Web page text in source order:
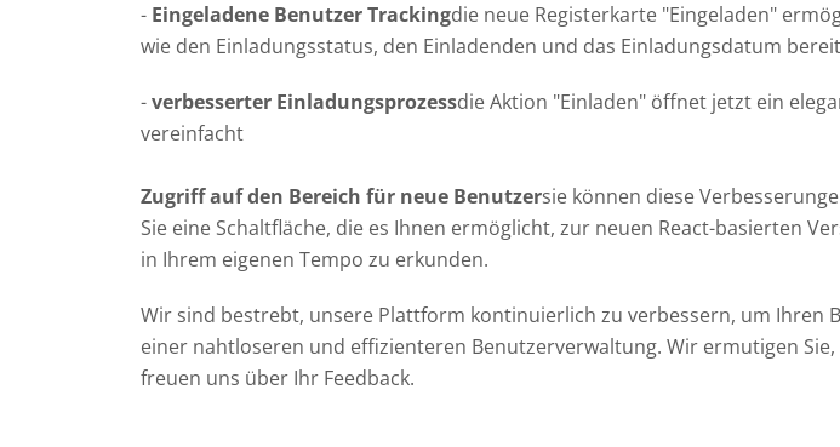
- Eingeladene Benutzer Trackingdie neue Registerkarte "Eingeladen"
wie den Einladungsstatus, den Einladenden und das Einladungsdatum
-verbesserter Einladungsprozessdie Aktion "Einladen" öffnet jetzt ein
vereinfacht
Zugriff auf den Bereich für neue Benutzersie können diese
Sie eine Schaltfläche, die es Ihnen ermöglicht, zur neuen React-basierten
in Ihrem eigenen Tempo zu erkunden.
Wir sind bestrebt, unsere Plattform kontinuierlich zu verbessern, um Ihren
einer nahtloseren und effizienteren Benutzerverwaltung. Wir ermutigen
freuen uns über Ihr Feedback.